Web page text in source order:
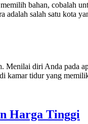
bahan, cobalah
salah satu kota
Menilai diri Anda
kamar tidur yang
Harga Tinggi